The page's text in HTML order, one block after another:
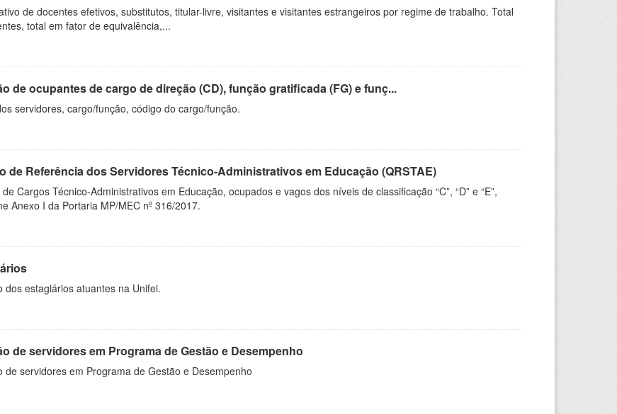
de docentes efetivos, substitutos, titular-livre, visitantes e visitantes estrangeiros por regime de trabalho. Total
total em fator de equivalência,...
de ocupantes de cargo de direção (CD), função gratificada (FG) e funç...
servidores, cargo/função, código do cargo/função.
de Referência dos Servidores Técnico-Administrativos em Educação (QRSTAE)
Cargos Técnico-Administrativos em Educação, ocupados e vagos dos níveis de classificação “C”, “D” e “E”,
Anexo I da Portaria MP/MEC nº 316/2017.
dos estagiários atuantes na Unifei.
de servidores em Programa de Gestão e Desempenho
de servidores em Programa de Gestão e Desempenho